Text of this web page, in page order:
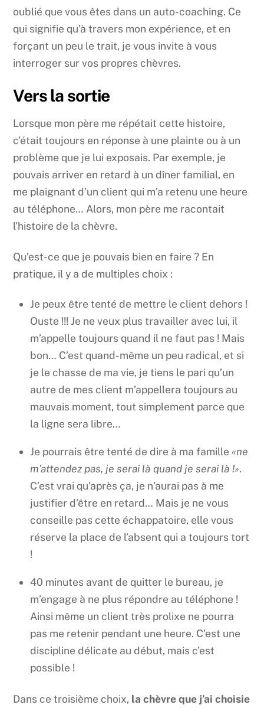
oublié que vous êtes dans un auto-coaching. Ce
qui signifie qu’à travers mon expérience, et en
forçant un peu le trait, je vous invite à vous
interroger sur vos propres chèvres.
Vers la sortie
Lorsque mon père me répétait cette histoire,
c’était toujours en réponse à une plainte ou à un
problème que je lui exposais. Par exemple, je
pouvais arriver en retard à un dîner familial, en
me plaignant d’un client qui m’a retenu une heure
au téléphone… Alors, mon père me racontait
l’histoire de la chèvre.
Qu’est-ce que je pouvais bien en faire ? En
pratique, il y a de multiples choix :
Je peux être tenté de mettre le client dehors !
Ouste !!! Je ne veux plus travailler avec lui, il
m’appelle toujours quand il ne faut pas ! Mais
bon… C’est quand-même un peu radical, et si
je le chasse de ma vie, je tiens le pari qu’un
autre de mes client m’appellera toujours au
mauvais moment, tout simplement parce que
la ligne sera libre…
Je pourrais être tenté de dire à ma famille «ne
m’attendez pas, je serai là quand je serai là !».
C’est vrai qu’après ça, je n’aurai pas à me
justifier d’être en retard… Mais je ne vous
conseille pas cette échappatoire, elle vous
réserve la place de l’absent qui a toujours tort
!
40 minutes avant de quitter le bureau, je
m’engage à ne plus répondre au téléphone !
Ainsi même un client très prolixe ne pourra
pas me retenir pendant une heure. C’est une
discipline délicate au début, mais c’est
possible !
Dans ce troisième choix, la chèvre que j’ai choisie